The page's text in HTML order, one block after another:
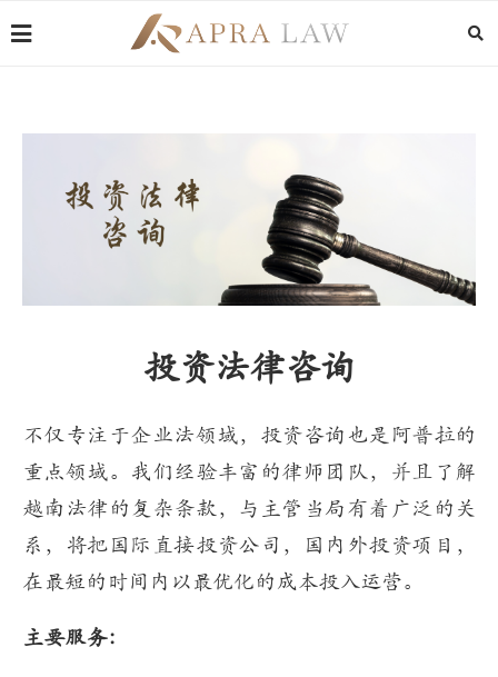
投资法律咨询
不仅专注于企业法领域，投资咨询也是阿普拉的
重点领域。我们经验丰富的律师团队，并且了解
越南法律的复杂条款，与主管当局有着广泛的关
系，将把国际直接投资公司，国内外投资项目，
在最短的时间内以最优化的成本投入运营。
主要服务：